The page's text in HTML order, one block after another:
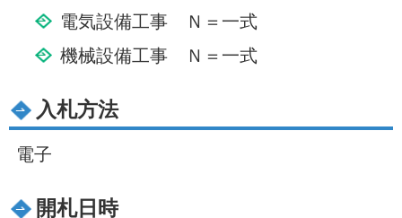
電気設備工事 Ｎ＝一式
機械設備工事 Ｎ＝一式
入札方法
電子
開札日時